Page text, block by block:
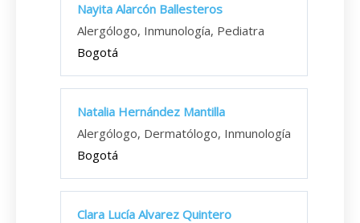
Nayita Alarcón Ballesteros
Alergólogo, Inmunología, Pediatra
Bogotá
Natalia Hernández Mantilla
Alergólogo, Dermatólogo, Inmunología
Bogotá
Clara Lucía Alvarez Quintero